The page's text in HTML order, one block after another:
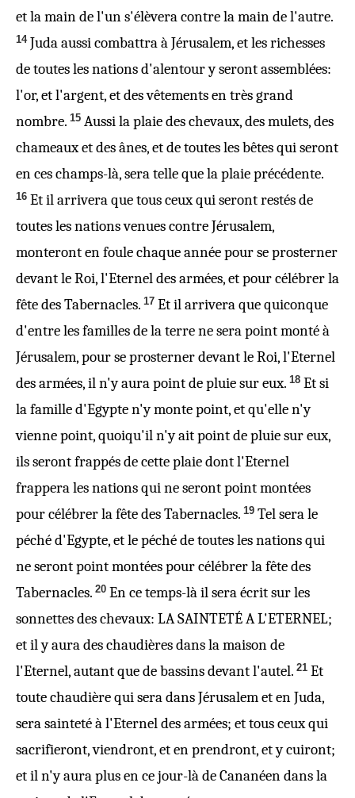
et la main de l'un s'élèvera contre la main de l'autre.
14 Juda aussi combattra à Jérusalem, et les richesses
de toutes les nations d'alentour y seront assemblées:
l'or, et l'argent, et des vêtements en très grand
nombre. 15 Aussi la plaie des chevaux, des mulets, des
chameaux et des ânes, et de toutes les bêtes qui seront
en ces champs-là, sera telle que la plaie précédente.
16 Et il arrivera que tous ceux qui seront restés de
toutes les nations venues contre Jérusalem,
monteront en foule chaque année pour se prosterner
devant le Roi, l'Eternel des armées, et pour célébrer la
fête des Tabernacles. 17 Et il arrivera que quiconque
d'entre les familles de la terre ne sera point monté à
Jérusalem, pour se prosterner devant le Roi, l'Eternel
des armées, il n'y aura point de pluie sur eux. 18 Et si
la famille d'Egypte n'y monte point, et qu'elle n'y
vienne point, quoiqu'il n'y ait pointde pluiesur eux,
ils serontfrappésde cette plaie dont l'Eternel
frappera les nations qui ne seront point montées
pour célébrer la fête des Tabernacles. 19 Tel sera le
péché d'Egypte, et le péché de toutes les nations qui
ne seront point montées pour célébrer la fête des
Tabernacles. 20 En ce temps-là il seraécritsur les
sonnettes des chevaux: LA SAINTETÉ A L'ETERNEL;
et il y aura des chaudières dans la maison de
l'Eternel, autant que de bassins devant l'autel. 21 Et
toute chaudière qui sera dans Jérusalem et en Juda,
sera sainteté à l'Eternel des armées; et tous ceux qui
sacrifieront, viendront, et en prendront, et y cuiront;
et il n'y aura plus en ce jour-là de Cananéen dans la